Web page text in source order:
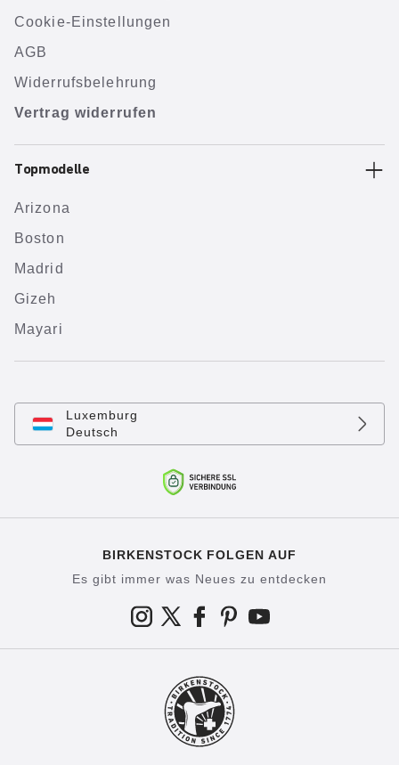
Cookie-Einstellungen
AGB
Widerrufsbelehrung
Vertrag widerrufen
Topmodelle
Arizona
Boston
Madrid
Gizeh
Mayari
Luxemburg
Deutsch
BIRKENSTOCK FOLGEN AUF
Es gibt immer was Neues zu entdecken